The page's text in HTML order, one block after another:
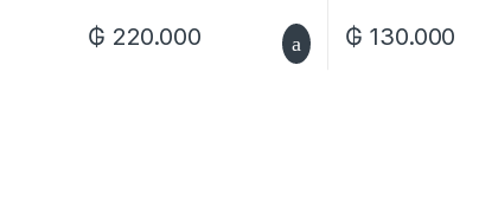
₲ 220.000 ₲ 130.000